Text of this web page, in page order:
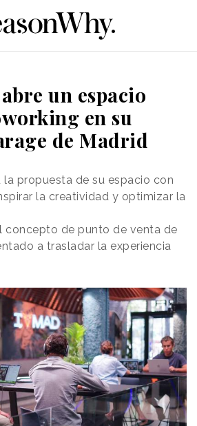
un espacio
en su
de Madrid
la propuesta de su espacio con
la creatividad y optimizar la
concepto de punto de venta de
a trasladar la experiencia